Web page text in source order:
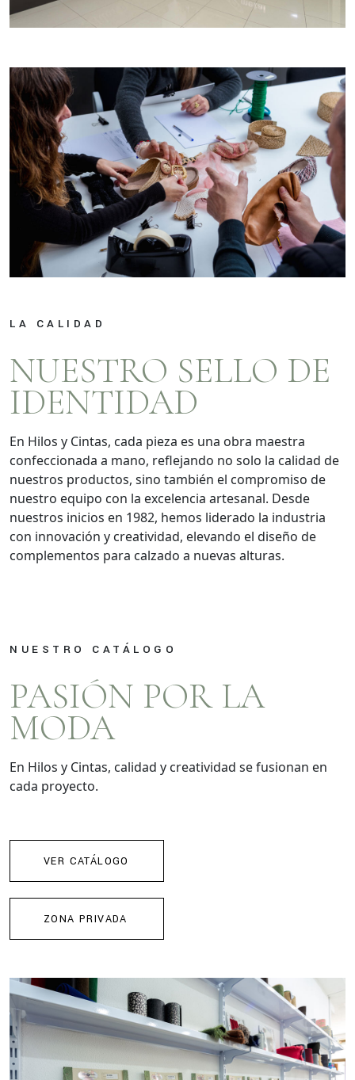
LA CALIDAD
NUESTRO SELLO DE
IDENTIDAD
En Hilos y Cintas, cada pieza es una obra maestra
confeccionada a mano, reflejando no solo la calidad de
nuestros productos, sino también el compromiso de
nuestro equipo con la excelencia artesanal. Desde
nuestros inicios en 1982, hemos liderado la industria
con innovación y creatividad, elevando el diseño de
complementos para calzado a nuevas alturas.
NUESTRO CATÁLOGO
PASIÓN POR LA
MODA
En Hilos y Cintas, calidad y creatividad se fusionan en
cada proyecto.
VER CATÁLOGO
ZONA PRIVADA